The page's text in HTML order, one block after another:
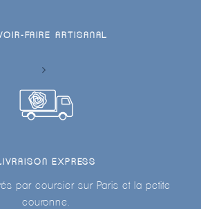
FAIRE ARTISANAL
EXPRESS
par coursier sur Paris et la petite
couronne.